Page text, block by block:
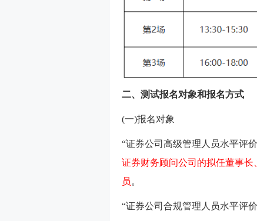
二、测试报名对象和报名方式
(一)报名对象
“证券公司高级管理人员水平评
证券财务顾问公司的拟任董事
员。
“证券公司合规管理人员水平评